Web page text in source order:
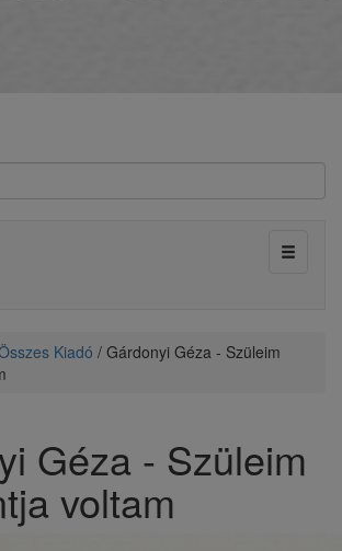
Toggle
Kiadó / Gárdonyi Géza - Szüleim
Géza - Szüleim
voltam